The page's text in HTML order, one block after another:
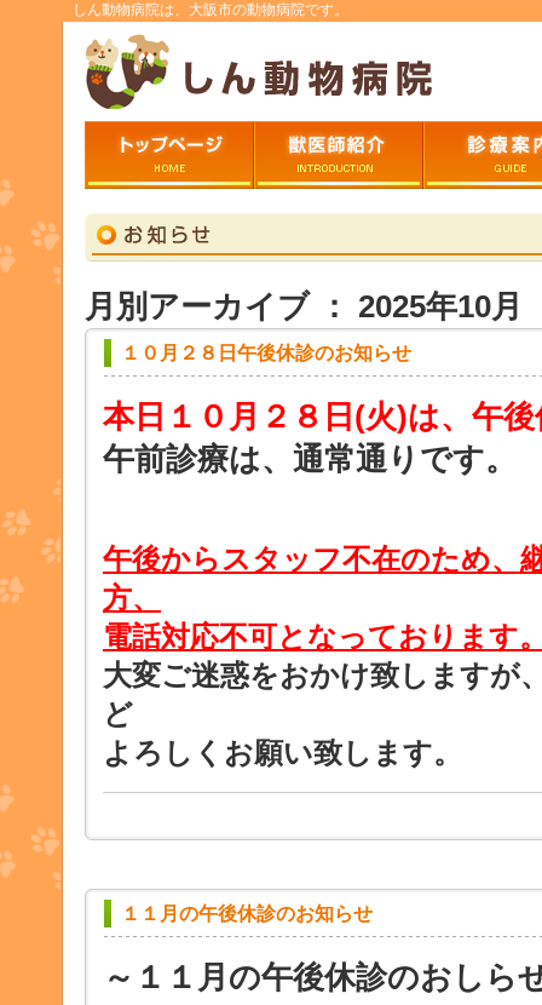
しん動物病院は、大阪市の動物病院です。
月別アーカイブ ： 2025年10月
１０月２８日午後休診のお知らせ
本日１０月２８日 (火)は、午
午前診療は、通常通りです。
午後からスタッフ不在のため、
方、
電話対応不可となっております
大変ご迷惑をおかけ致しますが
ど
よろしくお願い致します。
１１月の午後休診のお知らせ
～１１月の午後休診のおしら